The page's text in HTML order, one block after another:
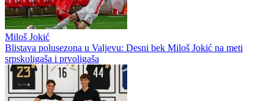
Miloš Jokić
Blistava polusezona u Valjevu: Desni bek Miloš Jokić na meti
srpskoligaša i prvoligaša